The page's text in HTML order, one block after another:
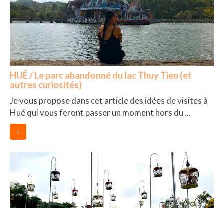
HUÉ / Le parc abandonné du lac Thuy Tien (et
autres curiosités)
Je vous propose dans cet article des idées de visites à
Hué qui vous feront passer un moment hors du ...
+